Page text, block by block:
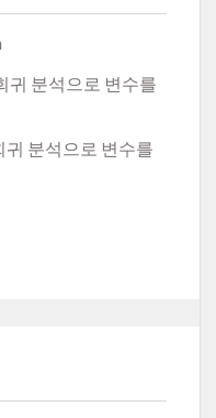
귀 분석으로 변수를
귀 분석으로 변수를